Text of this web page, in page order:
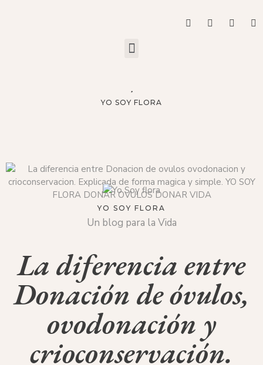
YO SOY FLORA
YO SOY FLORA
Un blog para la Vida
La diferencia entre
Donación de óvulos,
ovodonación y
crioconservación.